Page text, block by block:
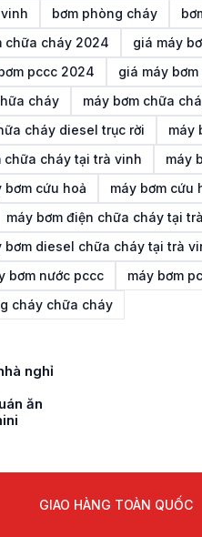
bơm phòng cháy
chữa cháy 2024
giá máy
pccc 2024
giá máy
cháy
máy bơm chữa
cháy diesel trục rời
máy
chữa cháy tại trà vinh
máy
bơm cứu hoả
máy bơm cứu
máy bơm điện chữa cháy tại
bơm diesel chữa cháy tại trà
bơm nước pccc máy bơm
cháy chữa cháy
nghỉ
ăn
GIAO HÀNG TOÀN QUỐC